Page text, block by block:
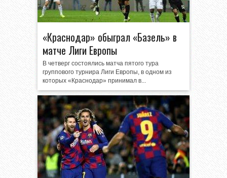
«Краснодар» обыграл «Базель» в
матче Лиги Европы
В четверг состоялись матча пятого тура
группового турнира Лиги Европы, в одном из
которых «Краснодар» принимал в...